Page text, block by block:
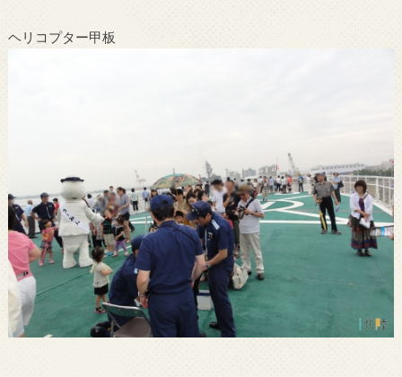
ヘリコプター甲板